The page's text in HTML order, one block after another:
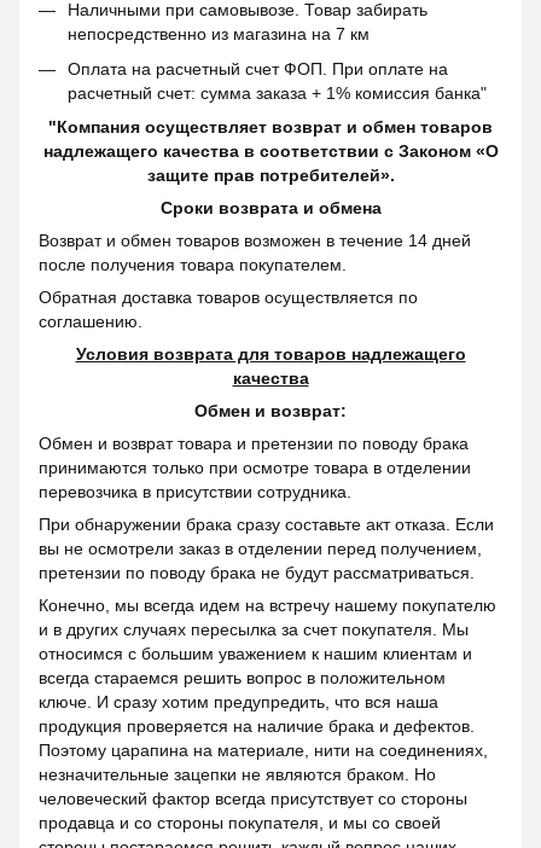
Наличными при самовывозе. Товар забирать
непосредственно из магазина на 7 км
Оплата на расчетный счет ФОП. При оплате на
расчетный счет: сумма заказа + 1% комиссия банка"
"Компания осуществляет возврат и обмен товаров
надлежащего качества в соответствии с Законом «О
защите прав потребителей».
Сроки возврата и обмена
Возврат и обмен товаров возможен в течение 14 дней
после получения товара покупателем.
Обратная доставка товаров осуществляется по
соглашению.
Условия возврата для товаров надлежащего
качества
Обмен и возврат:
Обмен и возврат товара и претензии по поводу брака
принимаются только при осмотре товара в отделении
перевозчика в присутствии сотрудника.
При обнаружении брака сразу составьте акт отказа. Если
вы не осмотрели заказ в отделении перед получением,
претензии по поводу брака не будут рассматриваться.
Конечно, мы всегда идем на встречу нашему покупателю
и в других случаях пересылка за счет покупателя. Мы
относимся с большим уважением к нашим клиентам и
всегда стараемся решить вопрос в положительном
ключе. И сразу хотим предупредить, что вся наша
продукция проверяется на наличие брака и дефектов.
Поэтому царапина на материале, нити на соединениях,
незначительные зацепки не являются браком. Но
человеческий фактор всегда присутствует со стороны
продавца и со стороны покупателя, и мы со своей